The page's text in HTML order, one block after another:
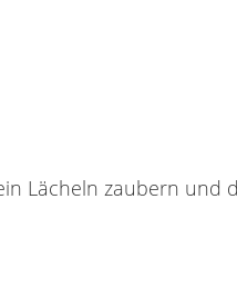
Lächeln zaubern und